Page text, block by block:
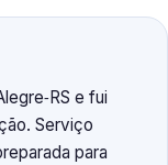
e fui
Serviço
para